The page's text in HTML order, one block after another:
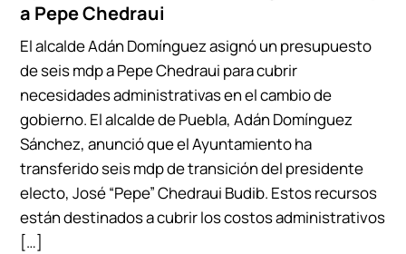
a Pepe Chedraui
El alcalde Adán Domínguez asignó un presupuesto
de seis mdp a Pepe Chedraui para cubrir
necesidades administrativas en el cambio de
gobierno. El alcalde de Puebla, Adán Domínguez
Sánchez, anunció que el Ayuntamiento ha
transferido seis mdp de transición del presidente
electo, José “Pepe” Chedraui Budib. Estos recursos
están destinados a cubrir los costos administrativos
[…]